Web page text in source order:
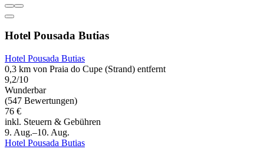
Hotel Pousada Butias
Hotel Pousada Butias
0,3 km von Praia do Cupe (Strand) entfernt
9,2/10
Wunderbar
(547 Bewertungen)
76 €
inkl. Steuern & Gebühren
9. Aug.–10. Aug.
Hotel Pousada Butias